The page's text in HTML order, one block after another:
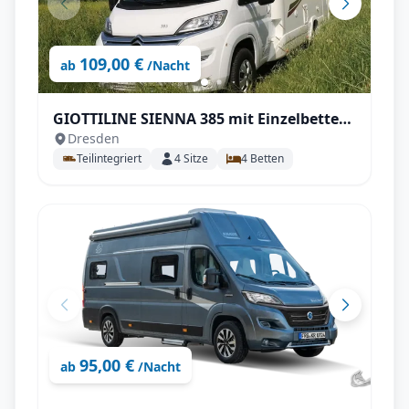
ab 109,00 € /Nacht
GIOTTILINE SIENNA 385 mit Einzelbetten,
Isofix uvm,
Dresden
Teilintegriert 4Sitze 4 Betten
ab 95,00 € /Nacht